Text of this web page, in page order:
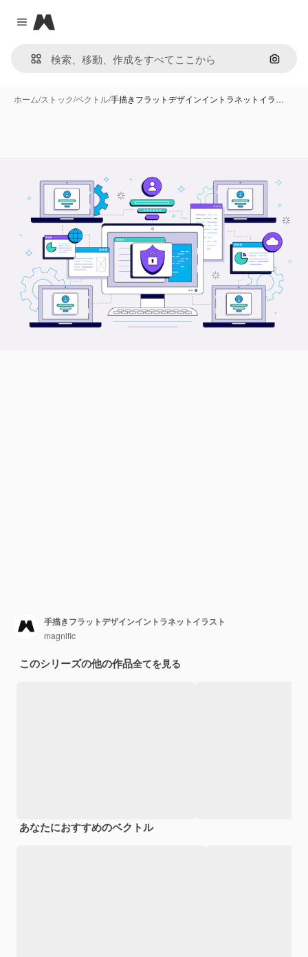
Close menu
Magnific
画像で
ホーム/ストック/ベクトル/手描きフラットデザインイントラネットイラ…
手描きフラットデザインイントラネットイラスト
magnific
このシリーズの他の作品全てを見る
あなたにおすすめのベクトル